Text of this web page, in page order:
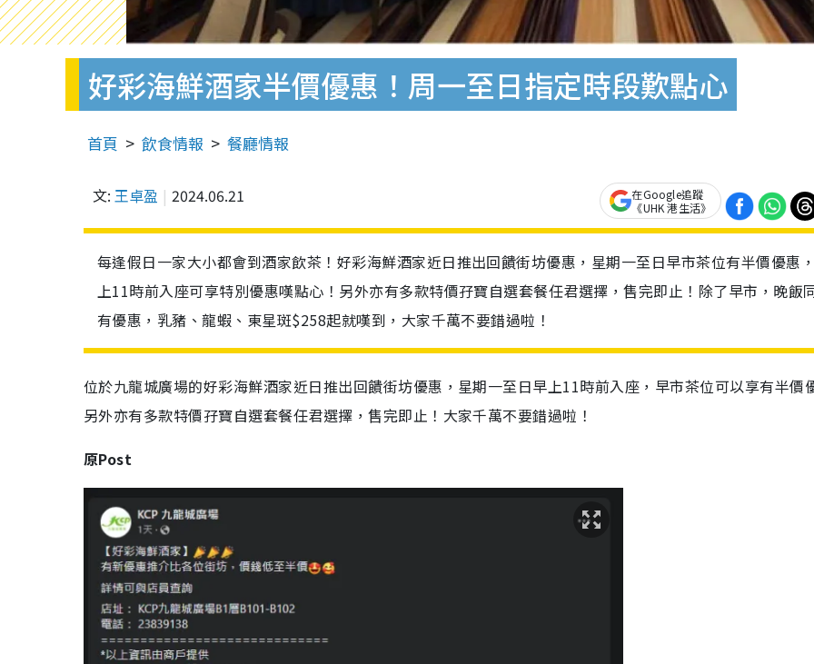
好彩海鮮酒家半價優惠！周一至日指定時段歎點心
首頁 飲食情報 餐廳情報
文: 王卓盈 2024.06.21
在Google追蹤
《UHK 港生活》
每逢假日一家大小都會到酒家飲茶！好彩海鮮酒家近日推出回饋街坊優惠，星期一至日早市茶位有半價優惠
上11時前入座可享特別優惠嘆點心！另外亦有多款特價孖寶自選套餐任君選擇，售完即止！除了早市，晚飯
有優惠，乳豬、龍蝦、東星斑$258起就嘆到，大家千萬不要錯過啦！
位於九龍城廣場的好彩海鮮酒家近日推出回饋街坊優惠，星期一至日早上11時前入座，早市茶位可以享有半價
另外亦有多款特價孖寶自選套餐任君選擇，售完即止！大家千萬不要錯過啦！
原Post